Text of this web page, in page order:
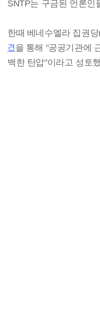
SNTP는 구금된 언론인
한때 베네수엘라 집권
견 을 통해 "공공기관에
백한 탄압"이라고 성토